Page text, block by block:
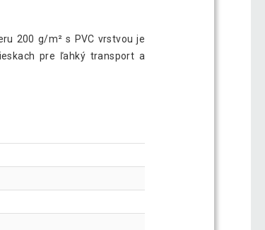
200 g/m² s PVC vrstvou je
pre ľahký transport a